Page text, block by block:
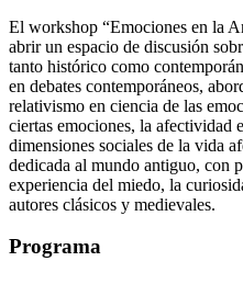
El workshop “Emociones en la
abrir un espacio de discusión
tanto histórico como
en debates contemporáneos,
relativismo en ciencia de las
ciertas emociones, la afectividad
dimensiones sociales de la vida
dedicada al mundo antiguo, con
experiencia del miedo, la
autores clásicos y medievales.
Programa